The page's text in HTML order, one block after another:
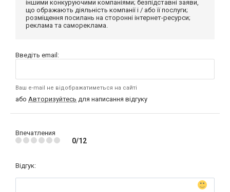
іншими конкуруючими компаніями; безпідставні заяви,
що ображають діяльність компанії і / або її послуги;
розміщення посилань на сторонні інтернет-ресурси;
реклама та самореклама.
Введіть email:
Ваш e-mail не відображатиметься на сайті
або Авторизуйтесь для написання відгуку
Впечатления
0/12
Відгук: